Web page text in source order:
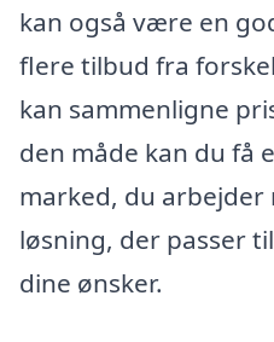
kan også være en
flere tilbud fra
kan sammenligne
den måde kan du få
marked, du arbejder
løsning, der passer
dine ønsker.